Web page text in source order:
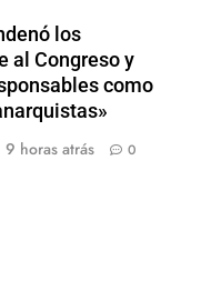
los
al Congreso y
como
9 horas atrás 0